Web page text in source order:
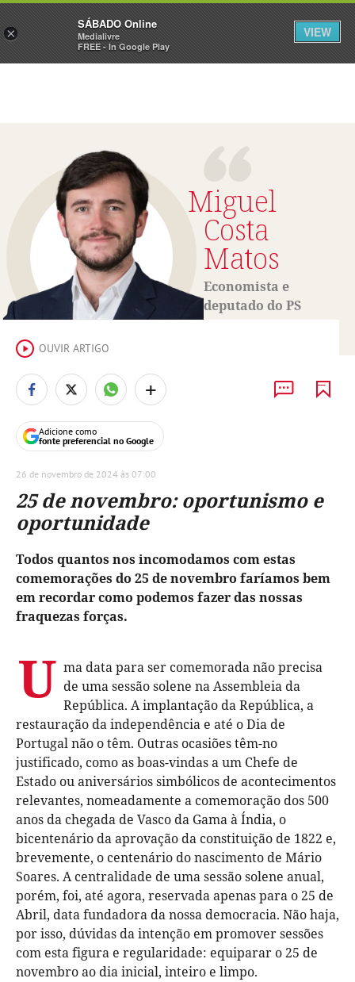
Sábado Assine Iniciar Sessão
Miguel
Costa
Matos
Economista e
deputado do PS
OUVIR ARTIGO
Adicione como
fonte preferencial no Google
+
26 de novembro de 2024 às 07:00
25 de novembro: oportunismo e
oportunidade
Todos quantos nos incomodamos com estas
comemorações do 25 de novembro faríamos bem
em recordar como podemos fazer das nossas
fraquezas forças.
U ma data para ser comemorada não precisa
de uma sessão solene na Assembleia da
República. A implantação da República, a
restauração da independência e até o Dia de
Portugal não o têm. Outras ocasiões têm-no
justificado, como as boas-vindas a um Chefe de
Estado ou aniversários simbólicos de acontecimentos
relevantes, nomeadamente a comemoração dos 500
anos da chegada de Vasco da Gama à Índia, o
bicentenário da aprovação da constituição de 1822 e,
brevemente, o centenário do nascimento de Mário
Soares. A centralidade de uma sessão solene anual,
porém, foi, até agora, reservada apenas para o 25 de
Abril, data fundadora da nossa democracia. Não haja,
por isso, dúvidas da intenção em promover sessões
com esta figura e regularidade: equiparar o 25 de
novembro ao dia inicial, inteiro e limpo.
×
SÁBADO Online
Medialivre
FREE - In Google Play
VIEW